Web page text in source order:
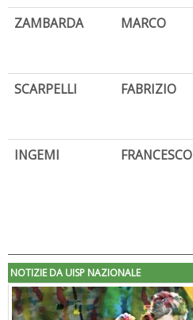
ZAMBARDA MARCO
SCARPELLI FABRIZIO
INGEMI FRANCESCO
NOTIZIE DA UISP NAZIONALE